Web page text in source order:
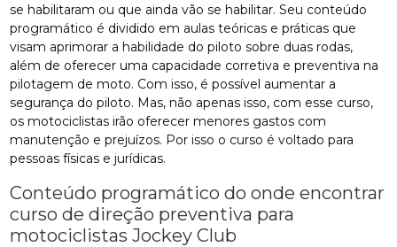
se habilitaram ou que ainda vão se habilitar. Seu conteúdo
programático é dividido em aulas teóricas e práticas que
visam aprimorar a habilidade do piloto sobre duas rodas,
além de oferecer uma capacidade corretiva e preventiva na
pilotagem de moto. Com isso, é possível aumentar a
segurança do piloto. Mas, não apenas isso, com esse curso,
os motociclistas irão oferecer menores gastos com
manutenção e prejuízos. Por isso o curso é voltado para
pessoas físicas e jurídicas.
Conteúdo programático do onde encontrar
curso de direção preventiva para
motociclistas Jockey Club